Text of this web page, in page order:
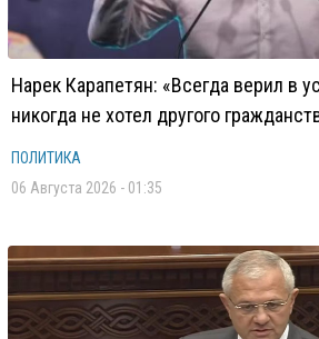
Нарек Карапетян: «Всегда верил в
никогда не хотел другого
ПОЛИТИКА
06 Августа 2026 - 01:35